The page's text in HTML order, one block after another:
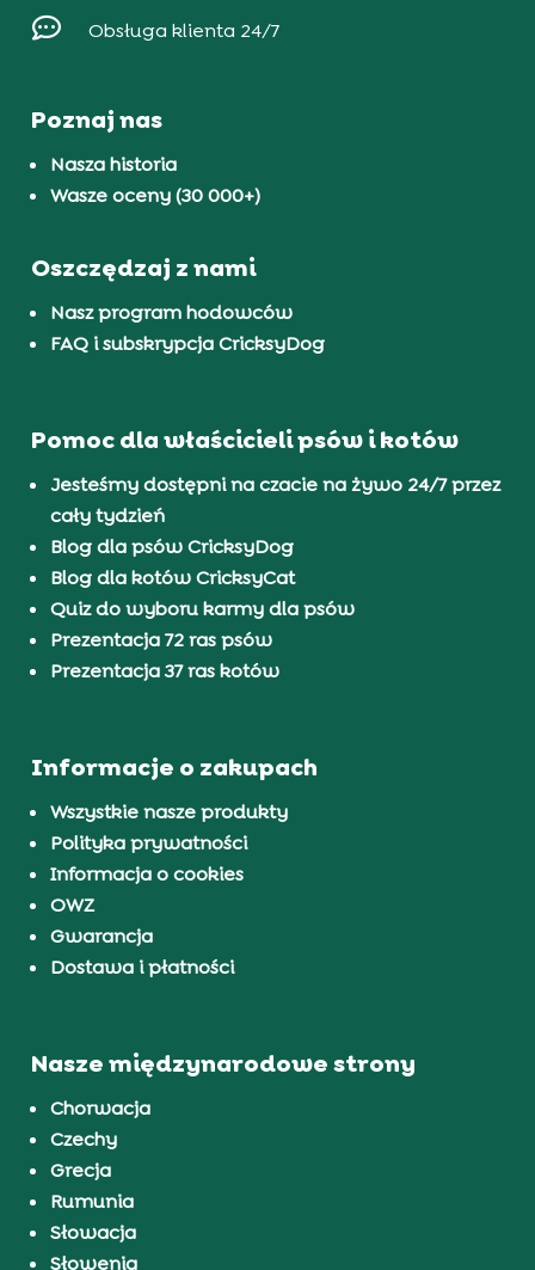
 Obsługa klienta 24/7
Poznaj nas
Nasza historia
Wasze oceny (30 000+)
Oszczędzaj z nami
Nasz program hodowców
FAQ i subskrypcja CricksyDog
Pomoc dla właścicieli psów i kotów
Jesteśmy dostępni na czacie na żywo 24/7 przez
cały tydzień
Blog dla psów CricksyDog
Blog dla kotów CricksyCat
Quiz do wyboru karmy dla psów
Prezentacja 72 ras psów
Prezentacja 37 ras kotów
Informacje o zakupach
Wszystkie nasze produkty
Polityka prywatności
Informacja o cookies
OWZ
Gwarancja
Dostawa i płatności
Nasze międzynarodowe strony
Chorwacja
Czechy
Grecja
Rumunia
Słowacja
Słowenia